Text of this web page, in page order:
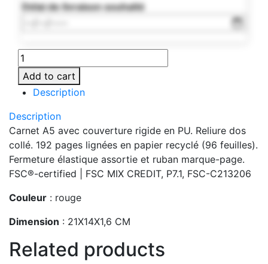
Délai de livraison souhaité
MO1804-
05
quantity
Add to cart
Description
Description
Carnet A5 avec couverture rigide en PU. Reliure dos
collé. 192 pages lignées en papier recyclé (96 feuilles).
Fermeture élastique assortie et ruban marque-page.
FSC®-certified | FSC MIX CREDIT, P7.1, FSC-C213206
Couleur : rouge
Dimension : 21X14X1,6 CM
Related products